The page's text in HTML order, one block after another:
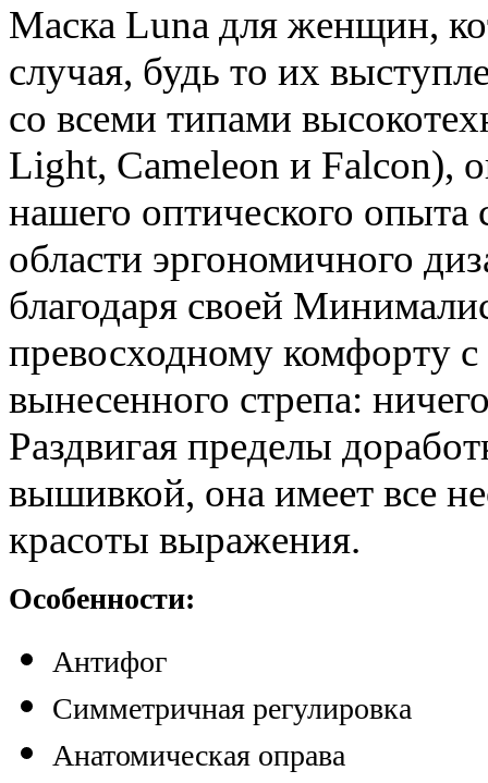
Маска Luna для женщин,
случая, будь то их
со всеми типами
Light, Cameleon и Falcon),
нашего оптического
области эргономичного
благодаря своей
превосходному комфорту с
вынесенного стрепа:
Раздвигая пределы
вышивкой, она имеет все
красоты выражения.
Особенности:
Антифог
Симметричная регулировка
Анатомическая оправа